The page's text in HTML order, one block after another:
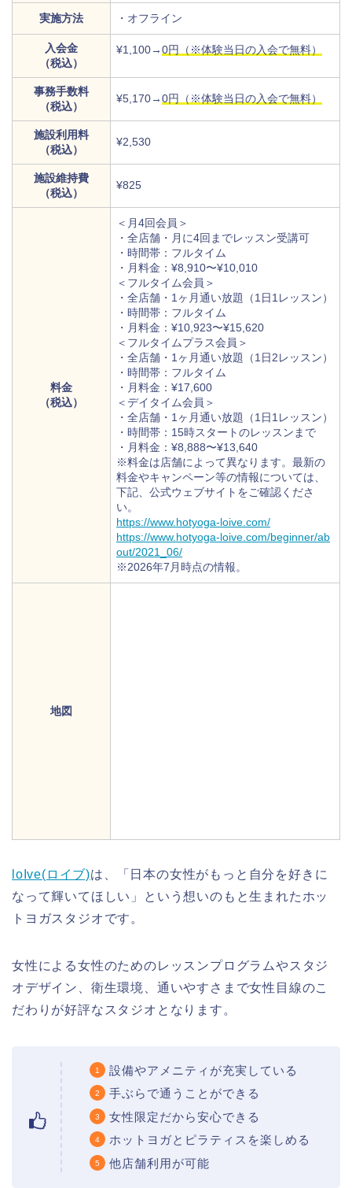
実施方法 ・オフライン
入会金
（税込）
¥1,100→0円（※体験当日の入会で無料）
事務手数料
（税込）
¥5,170→0円（※体験当日の入会で無料）
施設利用料
（税込）
¥2,530
施設維持費
（税込）
¥825
料金
（税込）
＜月4回会員＞
・全店舗・月に4回までレッスン受講可
・時間帯：フルタイム
・月料金：¥8,910〜¥10,010
＜フルタイム会員＞
・全店舗・1ヶ月通い放題（1日1レッスン）
・時間帯：フルタイム
・月料金：¥10,923〜¥15,620
＜フルタイムプラス会員＞
・全店舗・1ヶ月通い放題（1日2レッスン）
・時間帯：フルタイム
・月料金：¥17,600
＜デイタイム会員＞
・全店舗・1ヶ月通い放題（1日1レッスン）
・時間帯：15時スタートのレッスンまで
・月料金：¥8,888〜¥13,640
※料金は店舗によって異なります。最新の
料金やキャンペーン等の情報については、
下記、公式ウェブサイトをご確認くださ
い。
https://www.hotyoga-loive.com/
https://www.hotyoga-loive.com/beginner/ab
out/2021_06/
※2026年7月時点の情報。
地図
loIve(ロイブ)は、「日本の女性がもっと自分を好きに
なって輝いてほしい」という想いのもと生まれたホッ
トヨガスタジオです。
女性による女性のためのレッスンプログラムやスタジ
オデザイン、衛生環境、通いやすさまで女性目線のこ
だわりが好評なスタジオとなります。
設備やアメニティが充実している
手ぶらで通うことができる
女性限定だから安心できる
ホットヨガとピラティスを楽しめる
他店舗利用が可能